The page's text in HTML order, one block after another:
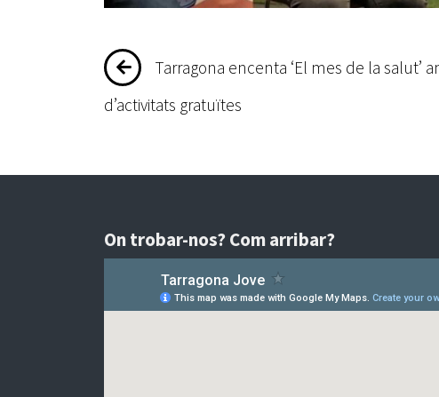
Navegació
d'entrades
Tarragona encenta ‘El mes de la salut’
d’activitats gratuïtes
On trobar-nos? Com arribar?